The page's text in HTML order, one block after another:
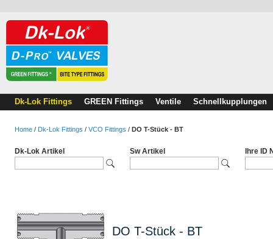
Dk-Lok Fittings GREEN Fittings Ventile Schnellkupplungen
Home / Dk-Lok Fittings / VCO Fittings / DO T-Stück - BT
Dk-Lok Artikel Sw Artikel Ihre ID
DO T-Stück - BT